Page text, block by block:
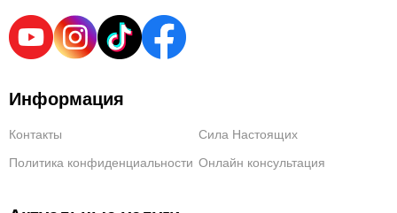
Информация
Контакты
Сила Настоящих
Политика конфиденциальности Онлайн консультация